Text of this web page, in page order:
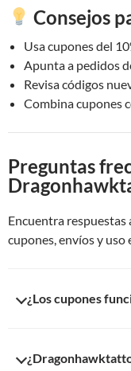
Consejos
Usa cupones del
Apunta a pedidos
Revisa códigos
Combina cupones
Preguntas
Encuentra respuestas
cupones, envíos y uso
¿Los cupones
seleccionados o